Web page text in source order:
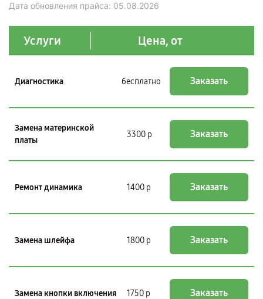
Дата обновления прайса: 05.08.2026
Услуги Цена, от
Диагностика бесплатно Заказать
Замена материнской
платы
3300 р Заказать
Ремонт динамика 1400 р Заказать
Замена шлейфа 1800 р Заказать
Замена кнопки включения 1750 р Заказать